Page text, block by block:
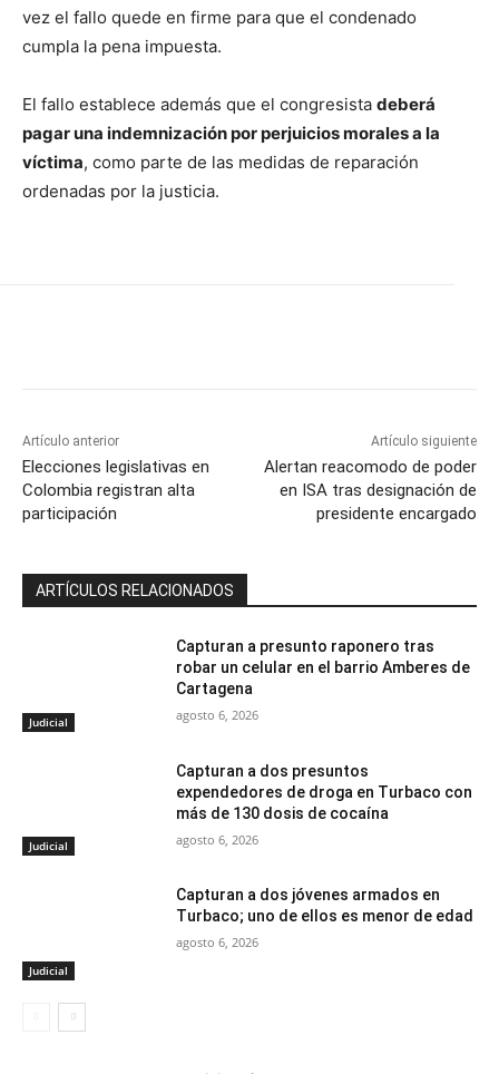
vez el fallo quede en firme para que el condenado
cumpla la pena impuesta.
El fallo establece además que el congresista deberá
pagar una indemnización por perjuicios morales a la
víctima, como parte de las medidas de reparación
ordenadas por la justicia.
Artículo anterior
Elecciones legislativas en
Colombia registran alta
participación
Artículo siguiente
Alertan reacomodo de poder
en ISA tras designación de
presidente encargado
ARTÍCULOS RELACIONADOS
Judicial
Capturan a presunto raponero tras
robar un celular en el barrio Amberes de
Cartagena
agosto 6, 2026
Judicial
Capturan a dos presuntos
expendedores de droga en Turbaco con
más de 130 dosis de cocaína
agosto 6, 2026
Judicial
Capturan a dos jóvenes armados en
Turbaco; uno de ellos es menor de edad
agosto 6, 2026